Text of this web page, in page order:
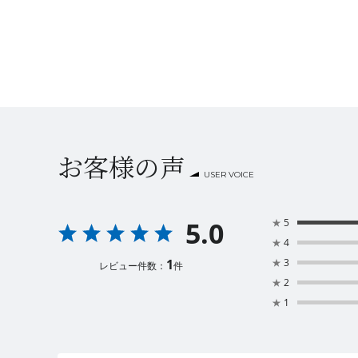
お客様の声 USER VOICE
5.0
レビュー件数： 1件
★ 5
★ 4
★ 3
★ 2
★ 1